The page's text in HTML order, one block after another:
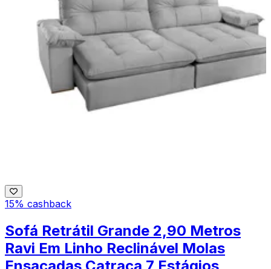
15% cashback
Sofá Retrátil Grande 2,90 Metros
Ravi Em Linho Reclinável Molas